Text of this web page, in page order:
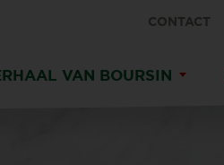
CONTACT
VAN BOURSIN